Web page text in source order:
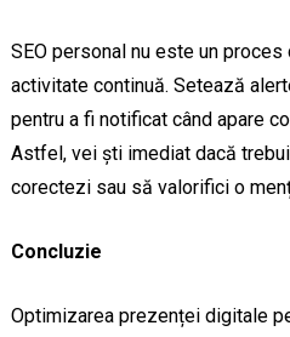
SEO personal nu este un
activitate continuă. Setează
pentru a fi notificat când apare
Astfel, vei ști imediat dacă
corectezi sau să valorifici o
Concluzie
Optimizarea prezenței digitale